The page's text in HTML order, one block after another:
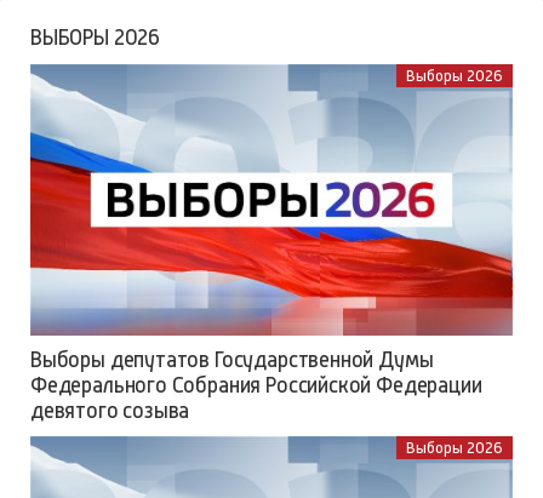
ВЫБОРЫ 2026
Выборы 2026
Выборы депутатов Государственной Думы
Федерального Собрания Российской Федерации
девятого созыва
Выборы 2026